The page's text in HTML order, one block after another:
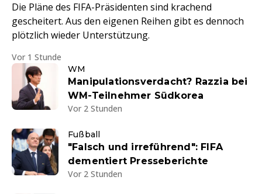
Die Pläne des FIFA-Präsidenten sind krachend
gescheitert. Aus den eigenen Reihen gibt es dennoch
plötzlich wieder Unterstützung.
Vor 1 Stunde
WM
Manipulationsverdacht? Razzia bei
WM-Teilnehmer Südkorea
Vor 2 Stunden
Fußball
"Falsch und irreführend": FIFA
dementiert Presseberichte
Vor 2 Stunden